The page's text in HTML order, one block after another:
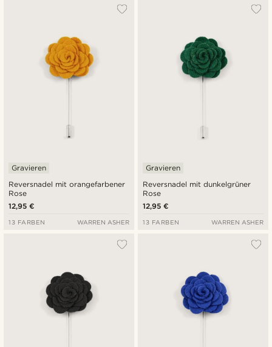
Reversnadel mit orangefarbener
Rose
Gravieren
12,95 €
13 FARBEN WARREN ASHER
Reversnadel mit dunkelgrüner
Rose
Gravieren
12,95 €
13 FARBEN WARREN ASHER